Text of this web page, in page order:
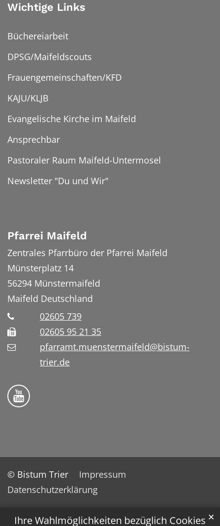
Ihre Wahlmöglichkeiten bezüglich Cookies ✕
Wichtige Links
Büchereiarbeit
DPSG/Maifeldscouts
Frauengemeinschaften/KFD
KAJU/KLJB
Evangelische Kirche im Maifeld
Ansprechbar
Pastoraler Raum Maifeld-Untermosel
Newsletter "Du und Wir"
Pfarrei Maifeld
Zentrales Pfarrbüro der Pfarrei Maifeld
Münsterplatz 14
56294 Münstermaifeld
Maifeld Deutschland
02605 739
02605 95 21 35
pfarramt.muenstermaifeld@bistum-
trier.de
Folge uns auf YouTube
© Bistum Trier
Impressum
Datenschutzerklärung